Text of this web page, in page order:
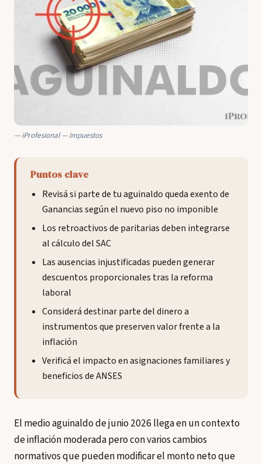
iProfesional — Impuestos
Puntos clave
Revisá si parte de tu aguinaldo queda exento de
Ganancias según el nuevo piso no imponible
Los retroactivos de paritarias deben integrarse
al cálculo del SAC
Las ausencias injustificadas pueden generar
descuentos proporcionales tras la reforma
laboral
Considerá destinar parte del dinero a
instrumentos que preserven valor frente a la
inflación
Verificá el impacto en asignaciones familiares y
beneficios de ANSES
El medio aguinaldo de junio 2026 llega en un contexto
de inflación moderada pero con varios cambios
normativos que pueden modificar el monto neto que